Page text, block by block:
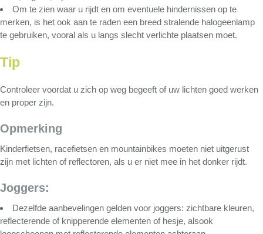
Om te zien waar u rijdt en om eventuele hindernissen op te
merken, is het ook aan te raden een breed stralende halogeenlamp
te gebruiken, vooral als u langs slecht verlichte plaatsen moet.
Tip
Controleer voordat u zich op weg begeeft of uw lichten goed werken
en proper zijn.
Opmerking
Kinderfietsen, racefietsen en mountainbikes moeten niet uitgerust
zijn met lichten of reflectoren, als u er niet mee in het donker rijdt.
Joggers:
Dezelfde aanbevelingen gelden voor joggers: zichtbare kleuren,
reflecterende of knipperende elementen of hesje, alsook